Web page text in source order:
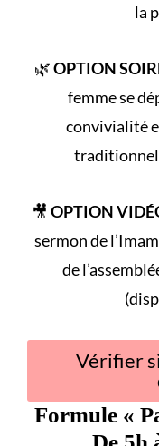
la
🌿OPTION
femme se
convivialité
🎥 OPTION
sermon de l’Imam
de
Vérifier
Formule «